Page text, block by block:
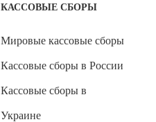
КАССОВЫЕ СБОРЫ
Мировые кассовые сборы
Кассовые сборы в России
Кассовые сборы в
Украине